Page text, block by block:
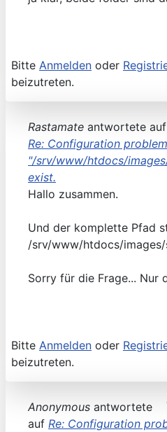
Bitte Anmelden oder
beizutreten.
Rastamate antwortete auf
Re: Configuration
"/srv/www/htdocs/
exist.
Hallo zusammen.
Und der komplette Pfad
/srv/www/htdocs/
Sorry für die Frage... Nur
Bitte Anmelden oder
beizutreten.
Anonymous antwortete
auf Re: Configuration